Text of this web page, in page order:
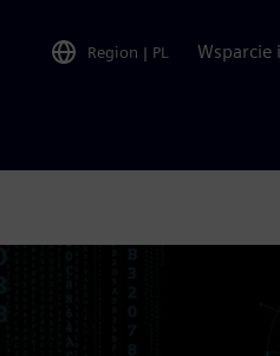
Region | PL Wsparcie